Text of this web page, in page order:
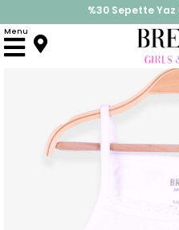
%30 Sepette Yaz
İndirimlere ek %10
Menu
Anasayfa Pijama & İç Giyim KIZ